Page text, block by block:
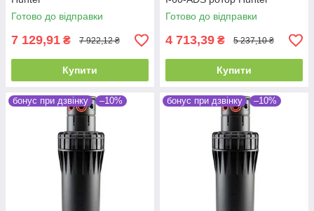
Готово до відправки
7 129,91 ₴ 7 922,12 ₴
Купити
Готово до відправки
4 713,39 ₴ 5 237,10 ₴
Купити
бонус при дзвінку –10% бонус при дзвінку –10%